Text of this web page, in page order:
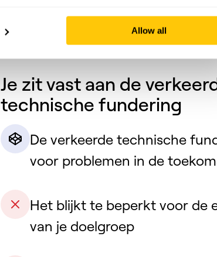
Allow all
Je zit vast aan de
technische fundering
De verkeerde technische
voor problemen in de
Het blijkt te beperkt voor de
van je doelgroep